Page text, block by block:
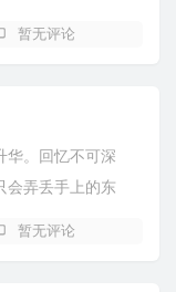
暂无评论
华。回忆不可深
会弄丢手上的东
暂无评论